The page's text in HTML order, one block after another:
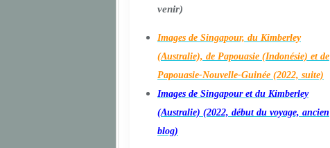
venir)
Images de Singapour, du Kimberley
(Australie), de Papouasie (Indonésie) et de
Papouasie-Nouvelle-Guinée (2022, suite)
Images de Singapour et du Kimberley
(Australie) (2022, début du voyage, ancien
blog)